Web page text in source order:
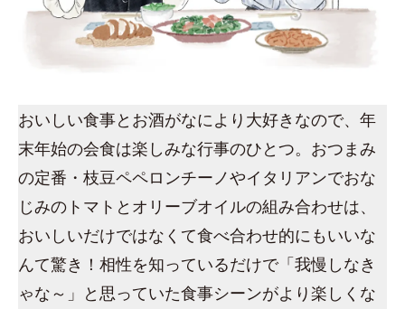
おいしい食事とお酒がなにより大好きなので、年
末年始の会食は楽しみな行事のひとつ。おつまみ
の定番・枝豆ペペロンチーノやイタリアンでおな
じみのトマトとオリーブオイルの組み合わせは、
おいしいだけではなくて食べ合わせ的にもいいな
んて驚き！相性を知っているだけで「我慢しなき
ゃな～」と思っていた食事シーンがより楽しくな